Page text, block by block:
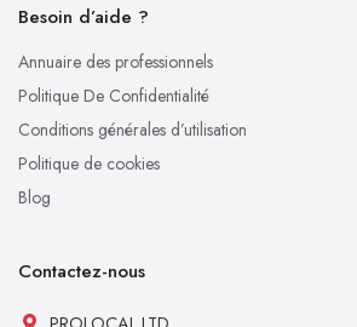
Besoin d’aide ?
Annuaire des professionnels
Politique De Confidentialité
Conditions générales d’utilisation
Politique de cookies
Blog
Contactez-nous